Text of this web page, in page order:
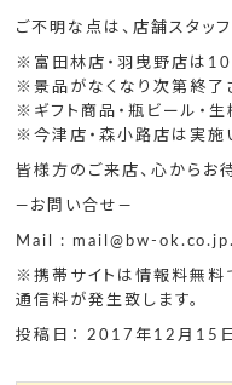
ご不明な点は、店舗スタッ
※富田林店・羽曳野店は
※景品がなくなり次第終了
※ギフト商品・瓶ビール・生
※今津店・森小路店は実施
皆様方のご来店、心からお
—お問い合せ—
Mail : mail@bw-
※携帯サイトは情報料無料
通信料が発生致します。
投稿日： 2017年12月15日